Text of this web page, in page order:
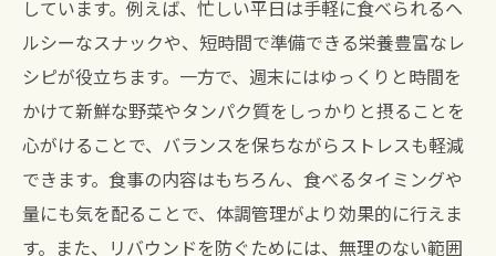
しています。例えば、忙しい平日は手軽に食べられるヘ
ルシーなスナックや、短時間で準備できる栄養豊富なレ
シピが役立ちます。一方で、週末にはゆっくりと時間を
かけて新鮮な野菜やタンパク質をしっかりと摂ることを
心がけることで、バランスを保ちながらストレスも軽減
できます。食事の内容はもちろん、食べるタイミングや
量にも気を配ることで、体調管理がより効果的に行えま
す。また、リバウンドを防ぐためには、無理のない範囲